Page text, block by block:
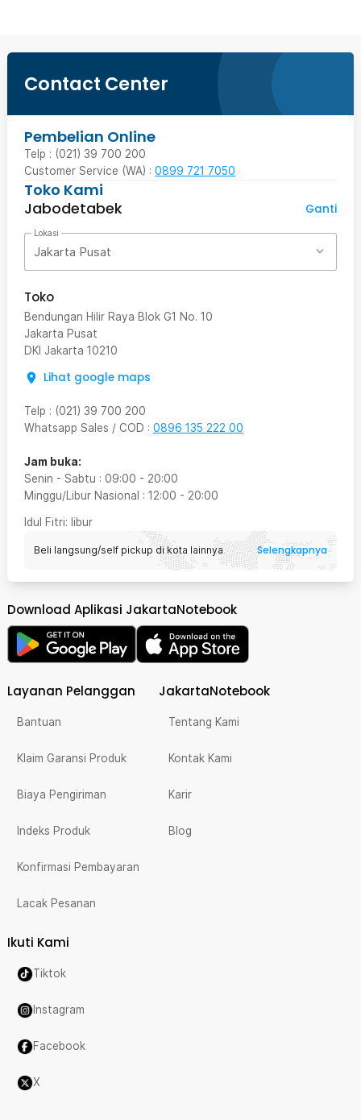
Contact Center
Pembelian Online
Telp : (021) 39 700 200
Customer Service (WA) : 0899 721 7050
Toko Kami
Jabodetabek
Ganti
Lokasi
Jakarta Pusat
Toko
Bendungan Hilir Raya Blok G1 No. 10
Jakarta Pusat
DKI Jakarta 10210
Lihat google maps
Telp : (021) 39 700 200
Whatsapp Sales / COD : 0896 135 222 00
Jam buka:
Senin - Sabtu : 09:00 - 20:00
Minggu/Libur Nasional : 12:00 - 20:00
Idul Fitri: libur
Beli langsung/self pickup di kota lainnya Selengkapnya
Download Aplikasi JakartaNotebook
Layanan Pelanggan
Bantuan
Klaim Garansi Produk
Biaya Pengiriman
Indeks Produk
Konfirmasi Pembayaran
Lacak Pesanan
JakartaNotebook
Tentang Kami
Kontak Kami
Karir
Blog
Ikuti Kami
Tiktok
Instagram
Facebook
X